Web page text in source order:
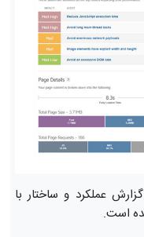
در تب عملکرد یا همان performance گزارش عملکرد و ساختار با